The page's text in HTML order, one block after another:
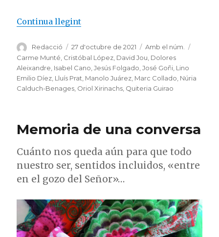
Continua llegint«Nuestra esperanza»
Autor
Redacció
Publicat
el
27 d'octubre de 2021 Categories
Amb el núm.
Carme Munté Cristóbal López David Jou Dolores
Aleixandre Isabel Cano ,Jesús Folgado ,José Goñi Lino
Emilio Díez Lluís Prat Manolo Juárez Marc Collado Núria
Calduch-Benages Oriol Xirinachs Quiteria Guirao
Memoria de una conversa
Cuánto nos queda aún para que todo
nuestro ser, sentidos incluidos, «entre
en el gozo del Señor»…